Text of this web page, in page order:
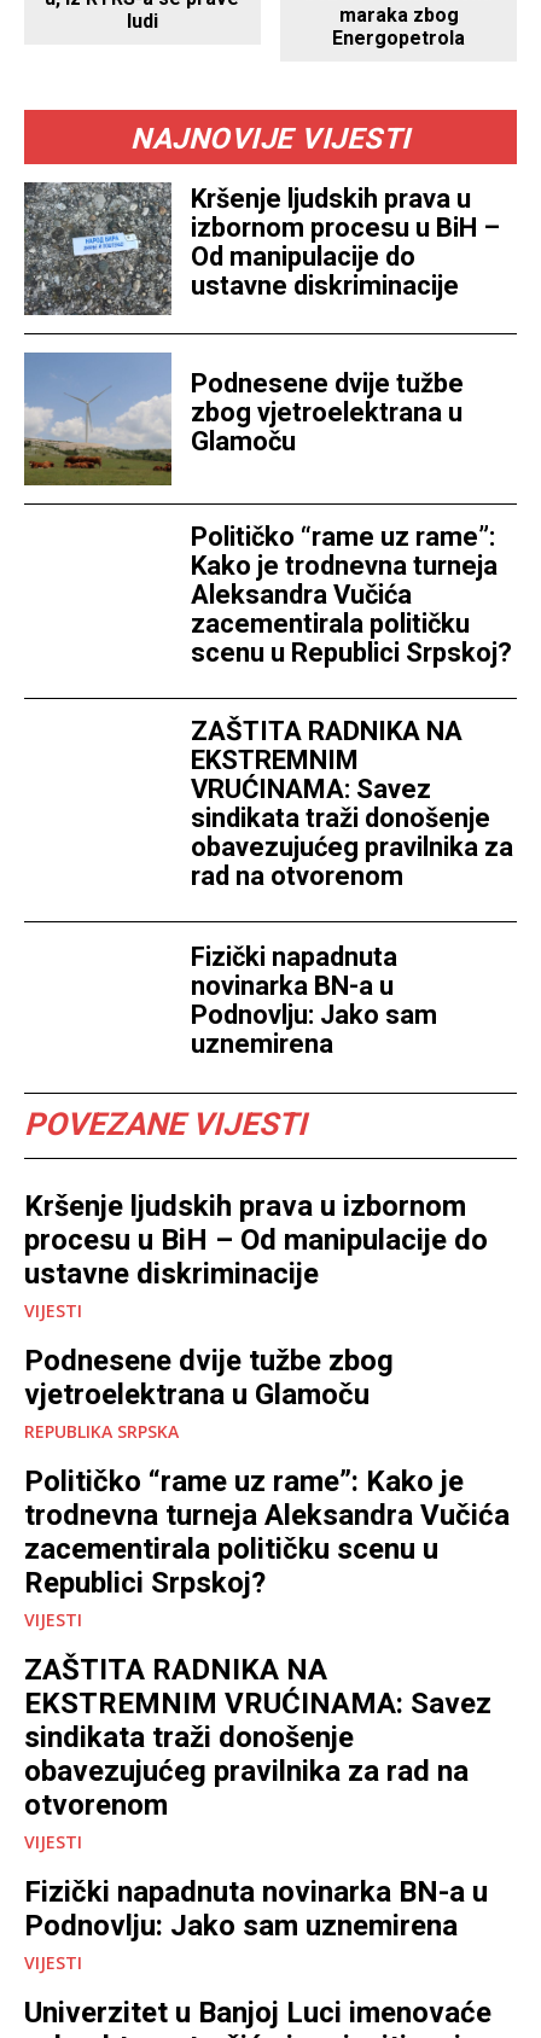
ludi
maraka zbog
Energopetrola
NAJNOVIJE VIJESTI
Kršenje ljudskih prava u
izbornom procesu u BiH –
Od manipulacije do
ustavne diskriminacije
Podnesene dvije tužbe
zbog vjetroelektrana u
Glamoču
Političko “rame uz rame”:
Kako je trodnevna turneja
Aleksandra Vučića
zacementirala političku
scenu u Republici Srpskoj?
ZAŠTITA RADNIKA NA
EKSTREMNIM
VRUĆINAMA: Savez
sindikata traži donošenje
obavezujućeg pravilnika za
rad na otvorenom
Fizički napadnuta
novinarka BN-a u
Podnovlju: Jako sam
uznemirena
POVEZANE VIJESTI
Kršenje ljudskih prava u izbornom
procesu u BiH – Od manipulacije do
ustavne diskriminacije
VIJESTI
Podnesene dvije tužbe zbog
vjetroelektrana u Glamoču
REPUBLIKA SRPSKA
Političko “rame uz rame”: Kako je
trodnevna turneja Aleksandra Vučića
zacementirala političku scenu u
Republici Srpskoj?
VIJESTI
ZAŠTITA RADNIKA NA
EKSTREMNIM VRUĆINAMA: Savez
sindikata traži donošenje
obavezujućeg pravilnika za rad na
otvorenom
VIJESTI
Fizički napadnuta novinarka BN-a u
Podnovlju: Jako sam uznemirena
VIJESTI
Univerzitet u Banjoj Luci imenovaće